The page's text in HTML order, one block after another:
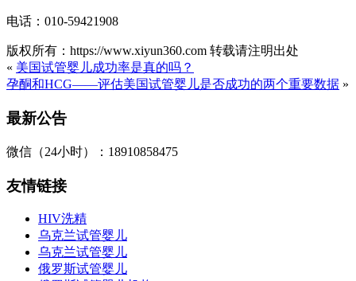
电话：010-59421908
版权所有：https://www.xiyun360.com 转载请注明出处
« 美国试管婴儿成功率是真的吗？
孕酮和HCG——评估美国试管婴儿是否成功的两个重要数据 »
最新公告
微信（24小时）：18910858475
友情链接
HIV洗精
乌克兰试管婴儿
乌克兰试管婴儿
俄罗斯试管婴儿